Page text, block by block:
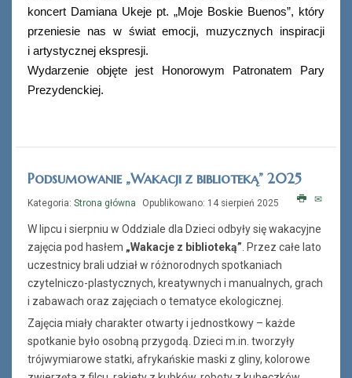
koncert Damiana Ukeje pt. „Moje Boskie Buenos”, który
przeniesie nas w świat emocji, muzycznych inspiracji
i artystycznej ekspresji.
Wydarzenie objęte jest Honorowym Patronatem Pary
Prezydenckiej.
Podsumowanie „Wakacji z biblioteką” 2025
Kategoria: Strona główna Opublikowano: 14 sierpień 2025
W lipcu i sierpniu w Oddziale dla Dzieci odbyły się wakacyjne
zajęcia pod hasłem „Wakacje z biblioteką”. Przez całe lato
uczestnicy brali udział w różnorodnych spotkaniach
czytelniczo-plastycznych, kreatywnych i manualnych, grach
i zabawach oraz zajęciach o tematyce ekologicznej.
Zajęcia miały charakter otwarty i jednostkowy – każde
spotkanie było osobną przygodą. Dzieci m.in. tworzyły
trójwymiarowe statki, afrykańskie maski z gliny, kolorowe